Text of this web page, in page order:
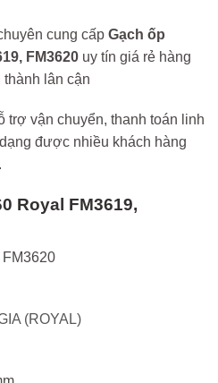
cung cấp Gạch ốp
FM3620 uy tín giá rẻ hàng
lân cận
trợ vận chuyển, thanh toán linh
được nhiều khách hàng
Royal FM3619,
FM3620
(ROYAL)